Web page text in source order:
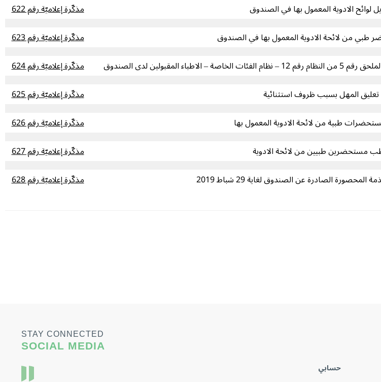
لوائح الادوية المعمول بها في الصندوق
مذكّرة إعلاميّة رقم 622
من لائحة الادوية المعمول بها في الصندوق
مذكّرة إعلاميّة رقم 623
مذكّرة إعلاميّة رقم 624
تعليق المهل بسبب ظروف استثنائية
مذكّرة إعلاميّة رقم 625
طبية من لائحة الادوية المعمول بها
مذكّرة إعلاميّة رقم 626
مستحضرين طبيين من لائحة الادوية
مذكّرة إعلاميّة رقم 627
الصادرة عن الصندوق لغاية 29 شباط 2019 مذكّرة إعلاميّة رقم 628
حسابي
STAY CONNECTED
SOCIAL MEDIA